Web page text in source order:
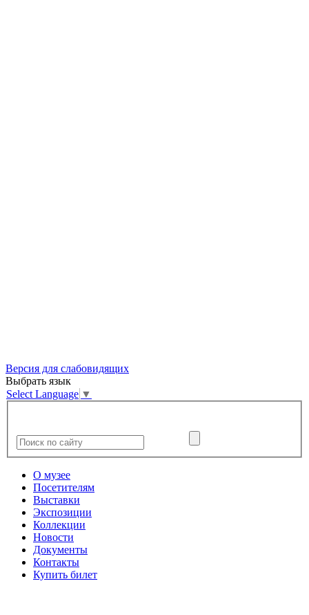
Версия для слабовидящих
Выбрать язык
Select Language ▼
О музее
Посетителям
Выставки
Экспозиции
Коллекции
Новости
Документы
Контакты
Купить билет